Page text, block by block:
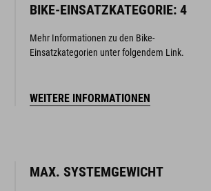
BIKE-EINSATZKATEGORIE: 4
Mehr Informationen zu den Bike-
Einsatzkategorien unter folgendem Link.
WEITERE INFORMATIONEN
MAX. SYSTEMGEWICHT